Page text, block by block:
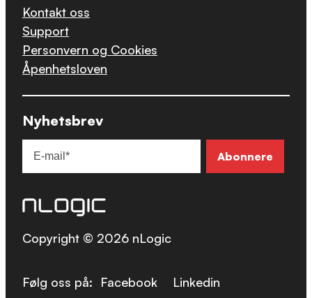
Kontakt oss
Support
Personvern og Cookies
Åpenhetsloven
Nyhetsbrev
Copyright © 2026 nLogic
Følg oss på: Facebook Linkedin